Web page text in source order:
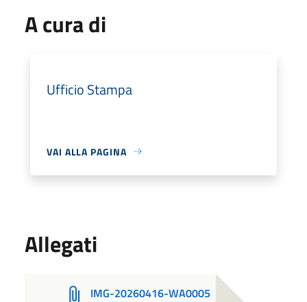
A cura di
Ufficio Stampa
VAI ALLA PAGINA
Allegati
IMG-20260416-WA0005